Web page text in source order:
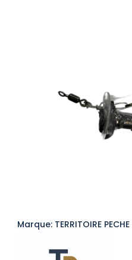
Marque: TERRITOIRE PECHE